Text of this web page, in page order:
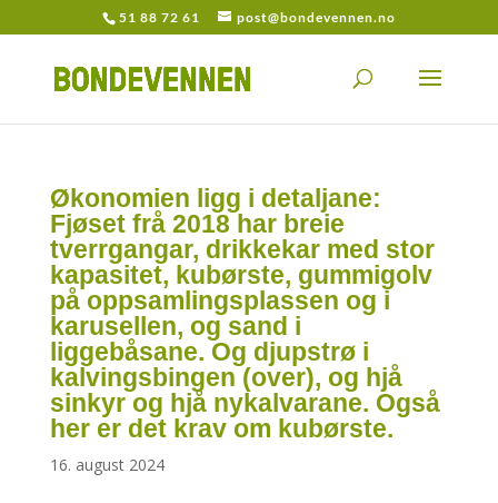
51 88 72 61 post@bondevennen.no
Økonomien ligg i detaljane:
Fjøset frå 2018 har breie
tverrgangar, drikkekar med stor
kapasitet, kubørste, gummigolv
på oppsamlingsplassen og i
karusellen, og sand i
liggebåsane. Og djupstrø i
kalvingsbingen (over), og hjå
sinkyr og hjå nykalvarane. Også
her er det krav om kubørste.
16. august 2024